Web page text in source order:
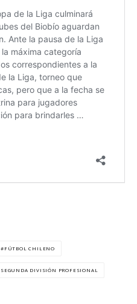
FÚTBOL CHILENO
SEGUNDA DIVISIÓN PROFESIONAL